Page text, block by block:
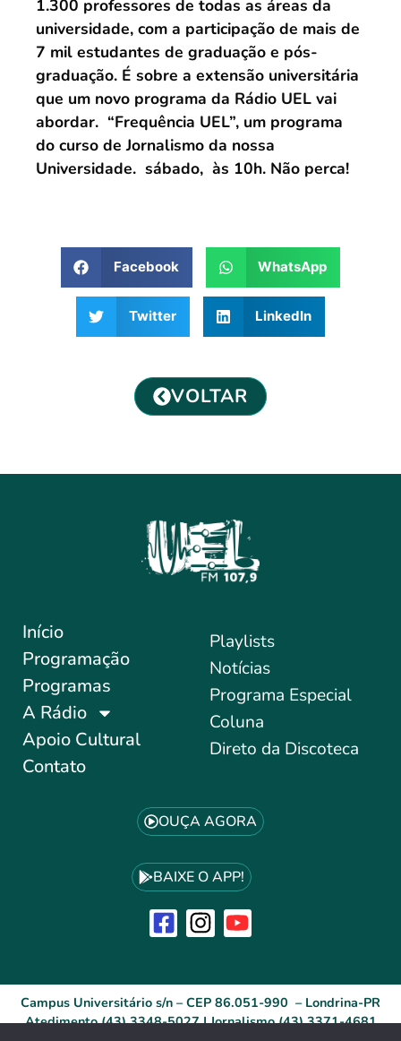
1.300 professores de todas as áreas da
universidade, com a participação de mais de
7 mil estudantes de graduação e pós-
graduação. É sobre a extensão universitária
que um novo programa da Rádio UEL vai
abordar. “Frequência UEL”, um programa
do curso de Jornalismo da nossa
Universidade. sábado, às 10h. Não perca!
Facebook WhatsApp
Twitter LinkedIn
VOLTAR
Início
Programação
Programas
A Rádio
Apoio Cultural
Contato
Playlists
Notícias
Programa Especial
Coluna
Direto da Discoteca
OUÇA AGORA
BAIXE O APP!
Campus Universitário s/n – CEP 86.051-990 – Londrina-PR
Atedimento (43) 3348-5027 | Jornalismo (43) 3371-4681